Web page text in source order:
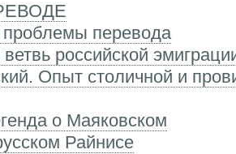
перевода
российской
Опыт столичной и
о Маяковском
Райнисе